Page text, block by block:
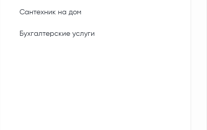
Сантехник на дом
Бухгалтерские услуги